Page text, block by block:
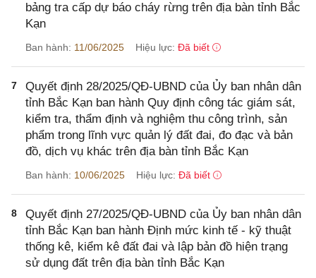
bảng tra cấp dự báo cháy rừng trên địa bàn tỉnh Bắc
Kạn
Ban hành: 11/06/2025 Hiệu lực: Đã biết
7
Quyết định 28/2025/QĐ-UBND của Ủy ban nhân dân
tỉnh Bắc Kạn ban hành Quy định công tác giám sát,
kiểm tra, thẩm định và nghiệm thu công trình, sản
phẩm trong lĩnh vực quản lý đất đai, đo đạc và bản
đồ, dịch vụ khác trên địa bàn tỉnh Bắc Kạn
Ban hành: 10/06/2025 Hiệu lực: Đã biết
8
Quyết định 27/2025/QĐ-UBND của Ủy ban nhân dân
tỉnh Bắc Kạn ban hành Định mức kinh tế - kỹ thuật
thống kê, kiểm kê đất đai và lập bản đồ hiện trạng
sử dụng đất trên địa bàn tỉnh Bắc Kạn